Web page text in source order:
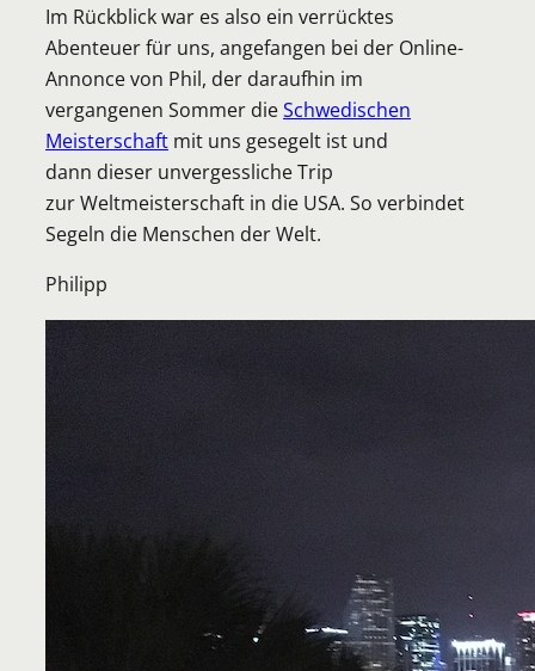
Im Rückblick war es also ein verrücktes
Abenteuer für uns, angefangen bei der Online-
Annonce von Phil, der daraufhin im
vergangenen Sommer dieSchwedischen
Meisterschaft mit uns gesegelt ist und
dann dieser unvergessliche Trip
zur Weltmeisterschaft in die USA. So verbindet
Segeln die Menschen der Welt.
Philipp